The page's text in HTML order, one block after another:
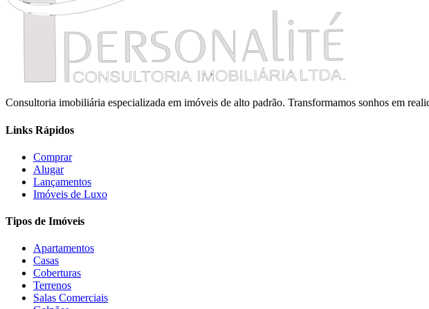
Consultoria imobiliária especializada em imóveis de alto padrão. Transformamos sonhos em
Links Rápidos
Comprar
Alugar
Lançamentos
Imóveis de Luxo
Tipos de Imóveis
Apartamentos
Casas
Coberturas
Terrenos
Salas Comerciais